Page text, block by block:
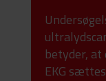
betyder, at
EKG